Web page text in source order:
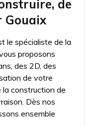
de
Gouaix
le spécialiste de la
proposons
des 2D, des
de votre
la construction de
Dès nos
ensemble